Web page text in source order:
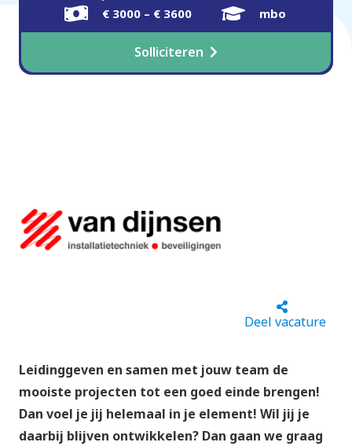
€ 3000 – € 3600
mbo
Solliciteren
Deel vacature
Leidinggeven en samen met jouw team de
mooiste projecten tot een goed einde brengen!
Dan voel je jij helemaal in je element! Wil jij je
daarbij blijven ontwikkelen? Dan gaan we graag